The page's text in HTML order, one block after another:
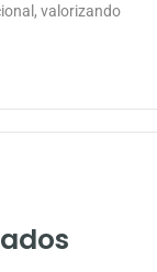
valorizando